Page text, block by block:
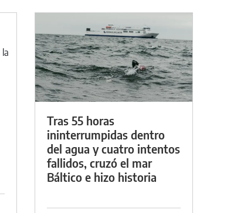
Tras 55 horas
ininterrumpidas dentro
del agua y cuatro intentos
fallidos, cruzó el mar
Báltico e hizo historia